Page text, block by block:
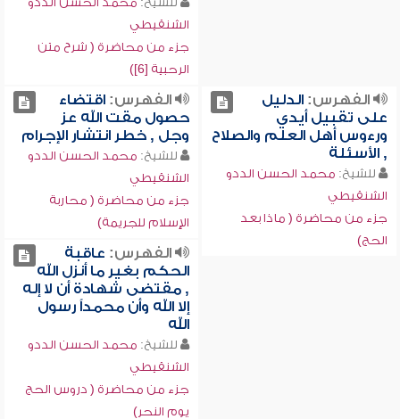
الشنقيطي
جزء من محاضرة ( شرح متن
الرحبية [6])
الفهرس:الدليل
على تقبيل أيدي
ورءوس أهل العلم والصلاح
, الأسئلة
للشيخ: محمد الحسن الددو
الشنقيطي
جزء من محاضرة ( ماذا بعد
الحج)
الفهرس:اقتضاء
حصول مقت الله عز
وجل , خطر انتشار الإجرام
للشيخ: محمد الحسن الددو
الشنقيطي
جزء من محاضرة ( محاربة
الإسلام للجريمة)
الفهرس: عاقبة
الحكم بغير ما أنزل الله
, مقتضى شهادة أن لا إله
إلا الله وأن محمداً رسول
الله
للشيخ: محمد الحسن الددو
الشنقيطي
جزء من محاضرة ( دروس الحج
يوم النحر)